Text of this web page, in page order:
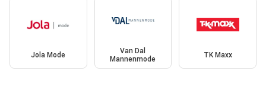
Jola Mode
Van Dal
Mannenmode
TK Maxx